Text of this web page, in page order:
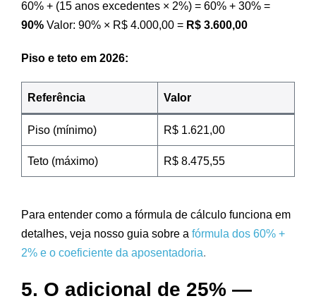
60% + (15 anos excedentes × 2%) = 60% + 30% =
90% Valor: 90% × R$ 4.000,00 = R$ 3.600,00
Piso e teto em 2026:
Referência Valor
Piso (mínimo) R$ 1.621,00
Teto (máximo) R$ 8.475,55
Para entender como a fórmula de cálculo funciona em
detalhes, veja nosso guia sobre a fórmula dos 60% +
2% e o coeficiente da aposentadoria.
5. O adicional de 25% —